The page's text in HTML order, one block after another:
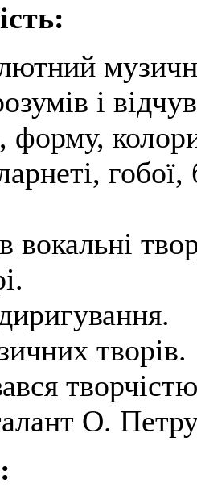
і
форму,
вокальні
творів.
О.